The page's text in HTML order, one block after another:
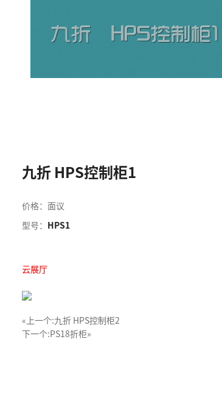
九折 HPS控制柜1
价格：面议
型号： HPS1
云展厅
«上一个:九折 HPS控制柜2
下一个:PS18折柜»